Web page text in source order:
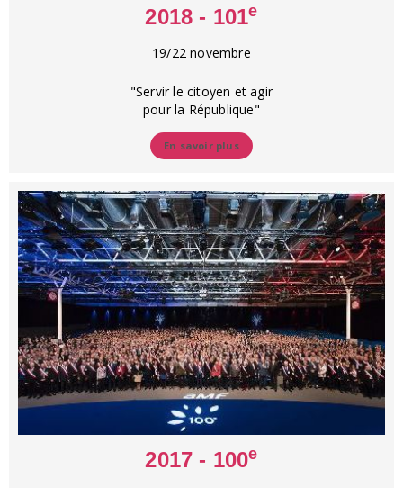
2018 - 101e
19/22 novembre
"Servir le citoyen et agir
pour la République"
En savoir plus
2017 - 100e